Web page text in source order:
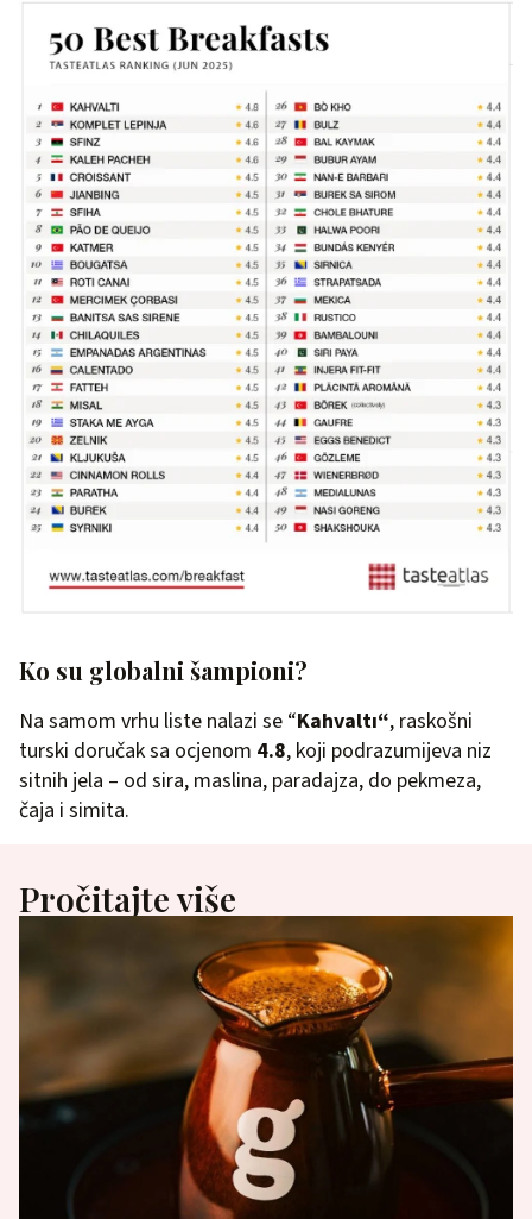
Ko su globalni šampioni?
Na samom vrhu liste nalazi se “Kahvaltı“, raskošni
turski doručak sa ocjenom 4.8, koji podrazumijeva niz
sitnih jela – od sira, maslina, paradajza, do pekmeza,
čaja i simita.
Pročitajte više